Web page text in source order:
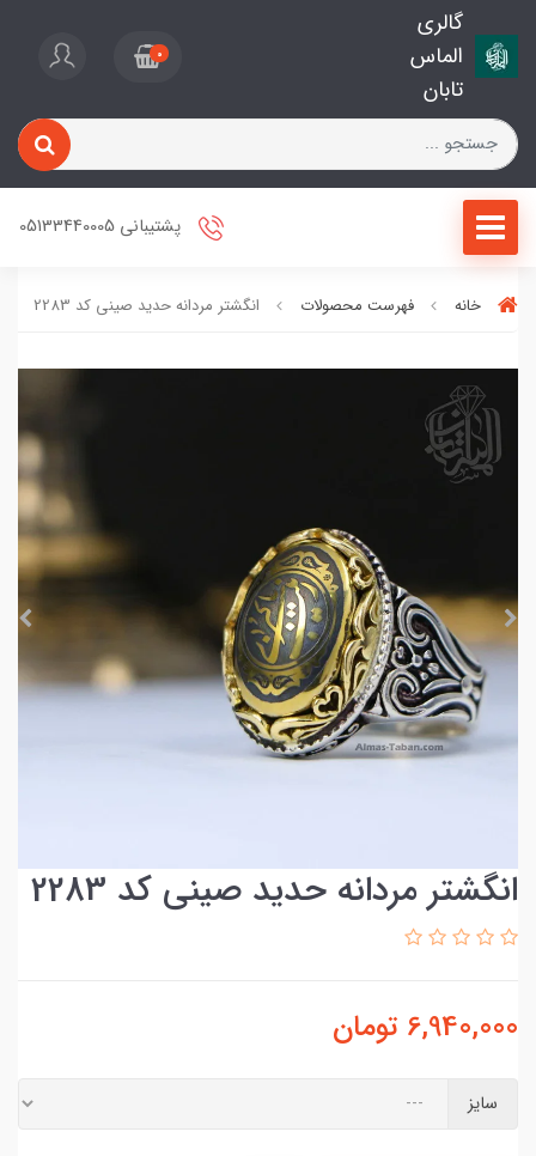
گالری
الماس
تابان
0
پشتیبانی 05133440005
خانه فهرست محصولات انگشتر مردانه حدید صینی کد 2283
انگشتر مردانه حدید صینی کد 2283
6,940,000 تومان
سایز